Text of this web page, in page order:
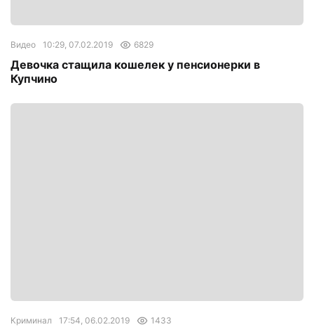
Видео 10:29, 07.02.2019 6829
Девочка стащила кошелек у пенсионерки в
Купчино
Криминал 17:54, 06.02.2019 1433